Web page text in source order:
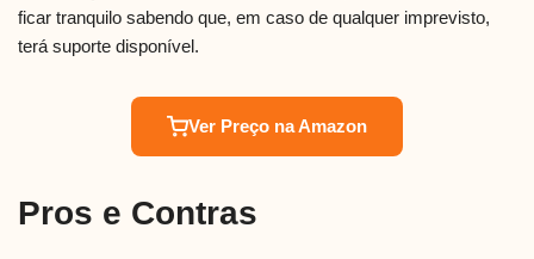
ficar tranquilo sabendo que, em caso de qualquer imprevisto,
terá suporte disponível.
Ver Preço na Amazon
Pros e Contras